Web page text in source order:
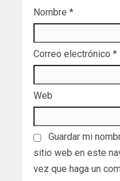
Nombre *
Correo electrónico *
Web
Guardar mi
sitio web en este
vez que haga un